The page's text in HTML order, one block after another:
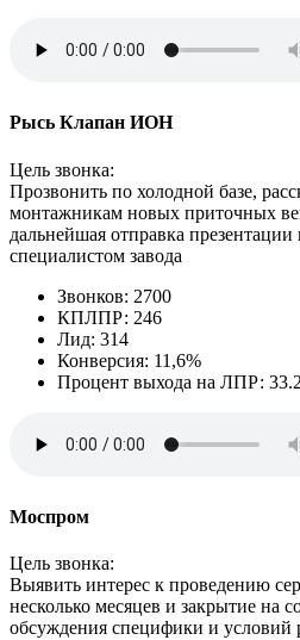
Рысь Клапан ИОН
Цель звонка:
Прозвонить по холодной базе,
монтажникам новых приточных
дальнейшая отправка презентации
специалистом завода
Звонков: 2700
КПЛПР: 246
Лид: 314
Конверсия: 11,6%
Процент выхода на ЛПР:
Моспром
Цель звонка:
Выявить интерес к проведению
несколько месяцев и закрытие на
обсуждения специфики и условий